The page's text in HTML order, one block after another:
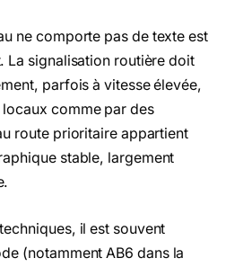
ne comporte pas de texte est
La signalisation routière doit
parfois à vitesse élevée,
comme par des
route prioritaire appartient
stable, largement
il est souvent
(notamment AB6 dans la